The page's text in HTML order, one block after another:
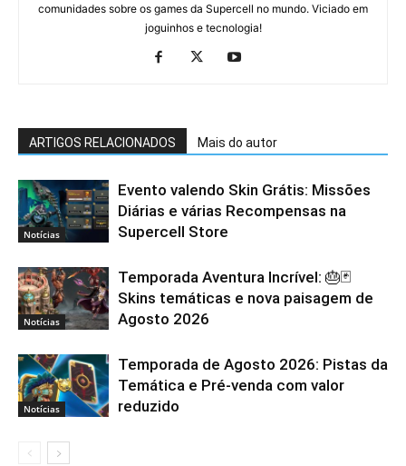
comunidades sobre os games da Supercell no mundo. Viciado em
joguinhos e tecnologia!
ARTIGOS RELACIONADOS Mais do autor
Notícias
Evento valendo Skin Grátis: Missões
Diárias e várias Recompensas na
Supercell Store
Notícias
Temporada Aventura Incrível: 🎂🃏
Skins temáticas e nova paisagem de
Agosto 2026
Notícias
Temporada de Agosto 2026: Pistas da
Temática e Pré-venda com valor
reduzido